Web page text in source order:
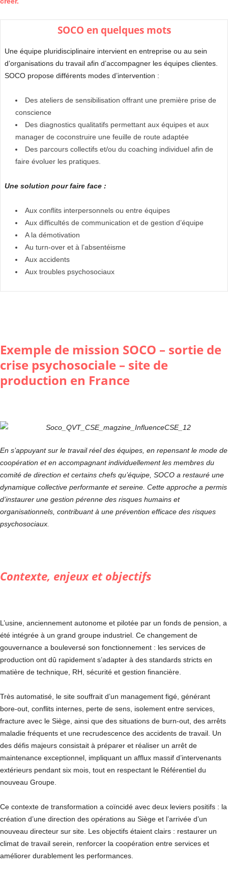
SOCO en quelques mots
Une équipe pluridisciplinaire intervient en entreprise ou au sein
d’organisations du travail afin d’accompagner les équipes clientes.
SOCO propose différents modes d’intervention :
Des ateliers de sensibilisation offrant une première prise de
conscience
Des diagnostics qualitatifs permettant aux équipes et aux
manager de coconstruire une feuille de route adaptée
Des parcours collectifs et/ou du coaching individuel afin de
faire évoluer les pratiques.
Une solution pour faire face :
Aux conflits interpersonnels ou entre équipes
Aux difficultés de communication et de gestion d’équipe
A la démotivation
Au turn-over et à l’absentéisme
Aux accidents
Aux troubles psychosociaux
Exemple de mission SOCO – sortie de
crise psychosociale – site de
production en France
En s’appuyant sur le travail réel des équipes, en repensant le mode de
coopération et en accompagnant individuellement les membres du
comité de direction et certains chefs qu’équipe, SOCO a restauré une
dynamique collective performante et sereine. Cette approche a permis
d’instaurer une gestion pérenne des risques humains et
organisationnels, contribuant à une prévention efficace des risques
psychosociaux.
Contexte, enjeux et objectifs
L’usine, anciennement autonome et pilotée par un fonds de pension, a
été intégrée à un grand groupe industriel. Ce changement de
gouvernance a bouleversé son fonctionnement : les services de
production ont dû rapidement s’adapter à des standards stricts en
matière de technique, RH, sécurité et gestion financière.
Très automatisé, le site souffrait d’un management figé, générant
bore-out, conflits internes, perte de sens, isolement entre services,
fracture avec le Siège, ainsi que des situations de burn-out, des arrêts
maladie fréquents et une recrudescence des accidents de travail. Un
des défis majeurs consistait à préparer et réaliser un arrêt de
maintenance exceptionnel, impliquant un afflux massif d’intervenants
extérieurs pendant six mois, tout en respectant le Référentiel du
nouveau Groupe.
Ce contexte de transformation a coïncidé avec deux leviers positifs : la
création d’une direction des opérations au Siège et l’arrivée d’un
nouveau directeur sur site. Les objectifs étaient clairs : restaurer un
climat de travail serein, renforcer la coopération entre services et
améliorer durablement les performances.